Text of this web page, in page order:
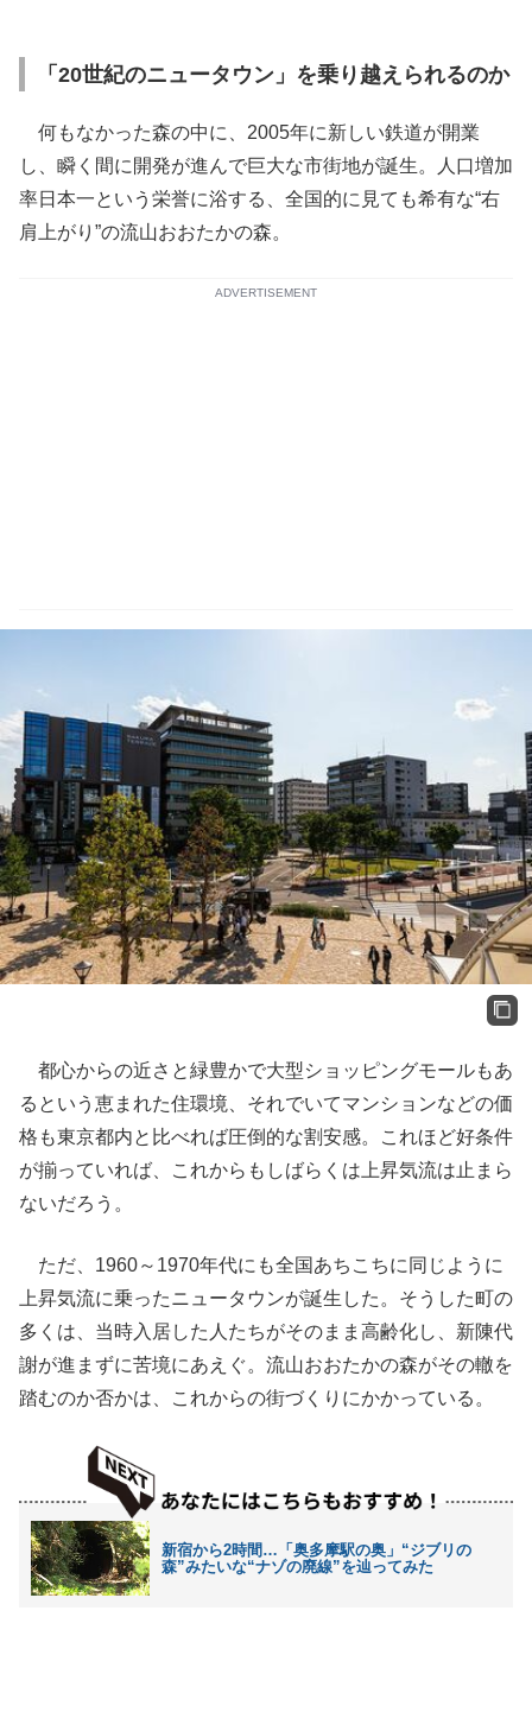
「20世紀のニュータウン」を乗り越えられるのか
何もなかった森の中に、2005年に新しい鉄道が開業
し、瞬く間に開発が進んで巨大な市街地が誕生。人口増加
率日本一という栄誉に浴する、全国的に見ても希有な“右
肩上がり”の流山おおたかの森。
ADVERTISEMENT
都心からの近さと緑豊かで大型ショッピングモールもあ
るという恵まれた住環境、それでいてマンションなどの価
格も東京都内と比べれば圧倒的な割安感。これほど好条件
が揃っていれば、これからもしばらくは上昇気流は止まら
ないだろう。
ただ、1960～1970年代にも全国あちこちに同じように
上昇気流に乗ったニュータウンが誕生した。そうした町の
多くは、当時入居した人たちがそのまま高齢化し、新陳代
謝が進まずに苦境にあえぐ。流山おおたかの森がその轍を
踏むのか否かは、これからの街づくりにかかっている。
新宿から2時間…「奥多摩駅の奥」“ジブリの
森”みたいな“ナゾの廃線”を辿ってみた